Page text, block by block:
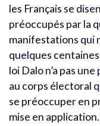
les Français se
préoccupés par la
manifestations qui
quelques
loi Dalo n’a pas
au corps électoral
se préoccuper en
mise en